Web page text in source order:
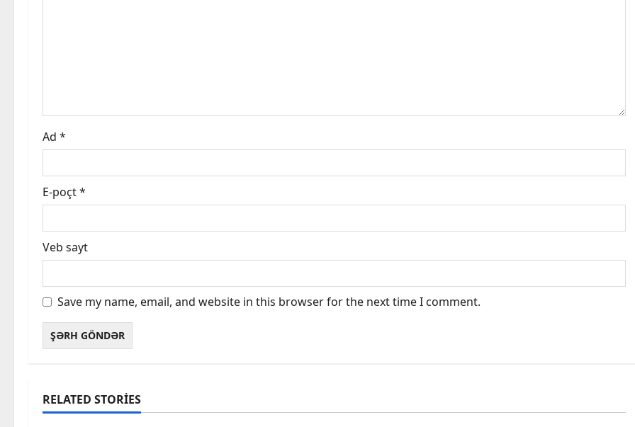
o
n
Ad *
E-poçt*
Veb sayt
Save my name, email, and website in this browser for the next time I comment.
RELATED STORIES